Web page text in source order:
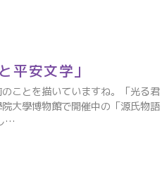
平安文学」
ことを描いていますね。「光る君
大學博物館で開催中の「源氏物語
…